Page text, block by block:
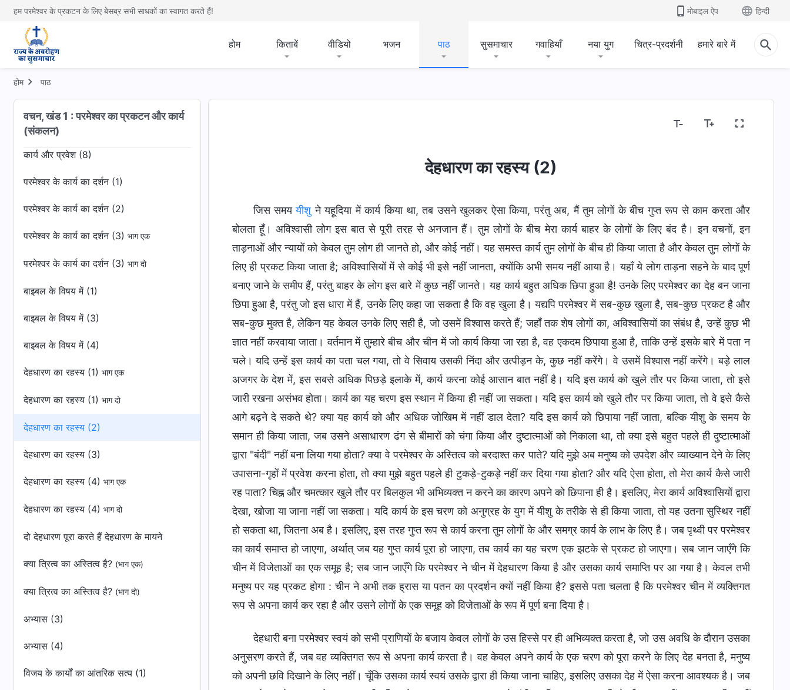
हम परमेश्वर के प्रकटन के लिए बेसब्र सभी साधकों का स्वागत करते हैं! मोबाइल ऐप हिन्दी
होम किताबें वीडियो भजन पाठ सुसमाचार गवाहियाँ नया युग चित्र-प्रदर्शनी हमारे बारे में
होम पाठ
वचन, खंड 1 : परमेश्वर का प्रकटन और कार्य
(संकलन)
रखना है
परमेश्वर को न जानने वाले सभी लोग परमेश्वर का
विरोध करते हैं
कार्य और प्रवेश (3)
कार्य और प्रवेश (7)
कार्य और प्रवेश (8)
परमेश्वर के कार्य का दर्शन (1)
परमेश्वर के कार्य का दर्शन (2)
परमेश्वर के कार्य का दर्शन (3) भाग एक
परमेश्वर के कार्य का दर्शन (3) भाग दो
बाइबल के विषय में (1)
बाइबल के विषय में (3)
बाइबल के विषय में (4)
देहधारण का रहस्य (1) भाग एक
देहधारण का रहस्य (1) भाग दो
देहधारण का रहस्य (2)
देहधारण का रहस्य (3)
देहधारण का रहस्य (4) भाग एक
देहधारण का रहस्य (4) भाग दो
दो देहधारण पूरा करते हैं देहधारण के मायने
क्या त्रित्व का अस्तित्व है? (भाग एक)
क्या त्रित्व का अस्तित्व है? (भाग दो)
अभ्यास (3)
अभ्यास (4)
विजय के कार्यों का आंतरिक सत्य (1)
देहधारण का रहस्य (2)
जिस समययीशु ने यहूदिया में कार्य किया था, तब उसने खुलकर ऐसा किया, परंतु अब, मैं तुम लोगों के बीच गुप्त रूप से काम करता और
बोलता हूँ। अविश्वासी लोग इस बात से पूरी तरह से अनजान हैं। तुम लोगों के बीच मेरा कार्य बाहर के लोगों के लिए बंद है। इन वचनों, इन
ताड़नाओं और न्यायों को केवल तुम लोग ही जानते हो, और कोई नहीं। यह समस्त कार्य तुम लोगों के बीच ही किया जाता है और केवल तुम लोगों के
लिए ही प्रकट किया जाता है; अविश्वासियों में से कोई भी इसे नहीं जानता, क्योंकि अभी समय नहीं आया है। यहाँ ये लोग ताड़ना सहने के बाद पूर्ण
बनाए जाने के समीप हैं, परंतु बाहर के लोग इस बारे में कुछ नहीं जानते। यह कार्य बहुत अधिक छिपा हुआ है! उनके लिए परमेश्वर का देह बन जाना
छिपा हुआ है, परंतु जो इस धारा में हैं, उनके लिए कहा जा सकता है कि वह खुला है। यद्यपि परमेश्वर में सब-कुछ खुला है, सब-कुछ प्रकट है और
सब-कुछ मुक्त है, लेकिन यह केवल उनके लिए सही है, जो उसमें विश्वास करते हैं; जहाँ तक शेष लोगों का, अविश्वासियों का संबंध है, उन्हें कुछ भी
ज्ञात नहीं करवाया जाता। वर्तमान में तुम्हारे बीच और चीन में जो कार्य किया जा रहा है, वह एकदम छिपाया हुआ है, ताकि उन्हें इसके बारे में पता न
चले। यदि उन्हें इस कार्य का पता चल गया, तो वे सिवाय उसकी निंदा और उत्पीड़न के, कुछ नहीं करेंगे। वे उसमें विश्वास नहीं करेंगे। बड़े लाल
अजगर के देश में, इस सबसे अधिक पिछड़े इलाके में, कार्य करना कोई आसान बात नहीं है। यदि इस कार्य को खुले तौर पर किया जाता, तो इसे
जारी रखना असंभव होता। कार्य का यह चरण इस स्थान में किया ही नहीं जा सकता। यदि इस कार्य को खुले तौर पर किया जाता, तो वे इसे कैसे
आगे बढ़ने दे सकते थे? क्या यह कार्य को और अधिक जोखिम में नहीं डाल देता? यदि इस कार्य को छिपाया नहीं जाता, बल्कि यीशु के समय के
समान ही किया जाता, जब उसने असाधारण ढंग से बीमारों को चंगा किया और दुष्टात्माओं को निकाला था, तो क्या इसे बहुत पहले ही दुष्टात्माओं
द्वारा "बंदी" नहीं बना लिया गया होता? क्या वे परमेश्वर के अस्तित्व को बरदाश्त कर पाते? यदि मुझे अब मनुष्य को उपदेश और व्याख्यान देने के लिए
उपासना-गृहों में प्रवेश करना होता, तो क्या मुझे बहुत पहले ही टुकड़े-टुकड़े नहीं कर दिया गया होता? और यदि ऐसा होता, तो मेरा कार्य कैसे जारी
रह पाता? चिह्न और चमत्कार खुले तौर पर बिलकुल भी अभिव्यक्त न करने का कारण अपने को छिपाना ही है। इसलिए, मेरा कार्य अविश्वासियों द्वारा
देखा, खोजा या जाना नहीं जा सकता। यदि कार्य के इस चरण को अनुग्रह के युग में यीशु के तरीके से ही किया जाता, तो यह उतना सुस्थिर नहीं
हो सकता था, जितना अब है। इसलिए, इस तरह गुप्त रूप से कार्य करना तुम लोगों के और समग्र कार्य के लाभ के लिए है। जब पृथ्वी पर परमेश्वर
का कार्य समाप्त हो जाएगा, अर्थात् जब यह गुप्त कार्य पूरा हो जाएगा, तब कार्य का यह चरण एक झटके से प्रकट हो जाएगा। सब जान जाएँगे कि
चीन में विजेताओं का एक समूह है; सब जान जाएँगे कि परमेश्वर ने चीन में देहधारण किया है और उसका कार्य समाप्ति पर आ गया है। केवल तभी
मनुष्य पर यह प्रकट होगा : चीन ने अभी तक ह्रास या पतन का प्रदर्शन क्यों नहीं किया है? इससे पता चलता है कि परमेश्वर चीन में व्यक्तिगत
रूप से अपना कार्य कर रहा है और उसने लोगों के एक समूह को विजेताओं के रूप में पूर्ण बना दिया है।
देहधारी बना परमेश्वर स्वयं को सभी प्राणियों के बजाय केवल लोगों के उस हिस्से पर ही अभिव्यक्त करता है, जो उस अवधि के दौरान उसका
अनुसरण करते हैं, जब वह व्यक्तिगत रूप से अपना कार्य करता है। वह केवल अपने कार्य के एक चरण को पूरा करने के लिए देह बनता है, मनुष्य
को अपनी छवि दिखाने के लिए नहीं। चूँकि उसका कार्य स्वयं उसके द्वारा ही किया जाना चाहिए, इसलिए उसका देह में ऐसा करना आवश्यक है। जब